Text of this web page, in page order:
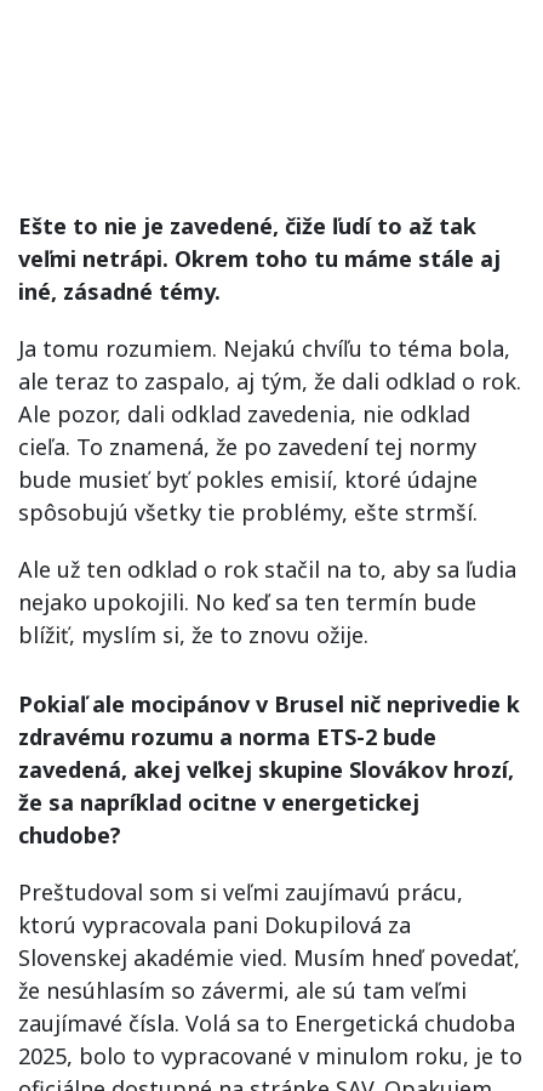
Ešte to nie je zavedené, čiže ľudí to až tak
veľmi netrápi. Okrem toho tu máme stále aj
iné, zásadné témy.
Ja tomu rozumiem. Nejakú chvíľu to téma bola,
ale teraz to zaspalo, aj tým, že dali odklad o rok.
Ale pozor, dali odklad zavedenia, nie odklad
cieľa. To znamená, že po zavedení tej normy
bude musieť byť pokles emisií, ktoré údajne
spôsobujú všetky tie problémy, ešte strmší.
Ale už ten odklad o rok stačil na to, aby sa ľudia
nejako upokojili. No keď sa ten termín bude
blížiť, myslím si, že to znovu ožije.
Pokiaľ ale mocipánov v Brusel nič neprivedie k
zdravému rozumu a norma ETS-2 bude
zavedená, akej veľkej skupine Slovákov hrozí,
že sa napríklad ocitne v energetickej
chudobe?
Preštudoval som si veľmi zaujímavú prácu,
ktorú vypracovala pani Dokupilová za
Slovenskej akadémie vied. Musím hneď povedať,
že nesúhlasím so závermi, ale sú tam veľmi
zaujímavé čísla. Volá sa to Energetická chudoba
2025, bolo to vypracované v minulom roku, je to